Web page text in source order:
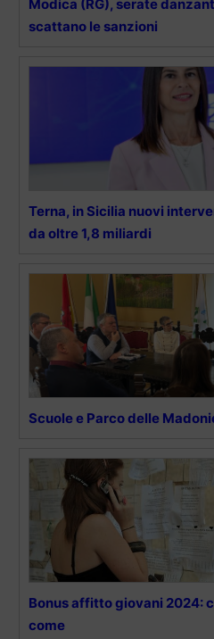
Modica (RG), serate
scattano le sanzioni
Terna, in Sicilia nuovi
da oltre 1,8 miliardi
Scuole e Parco delle
Bonus affitto giovani 2024:
come